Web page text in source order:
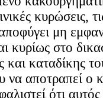
κυρώσεις,
μη
κυρίως στο
καταδίκης
να αποτραπεί ο
ότι